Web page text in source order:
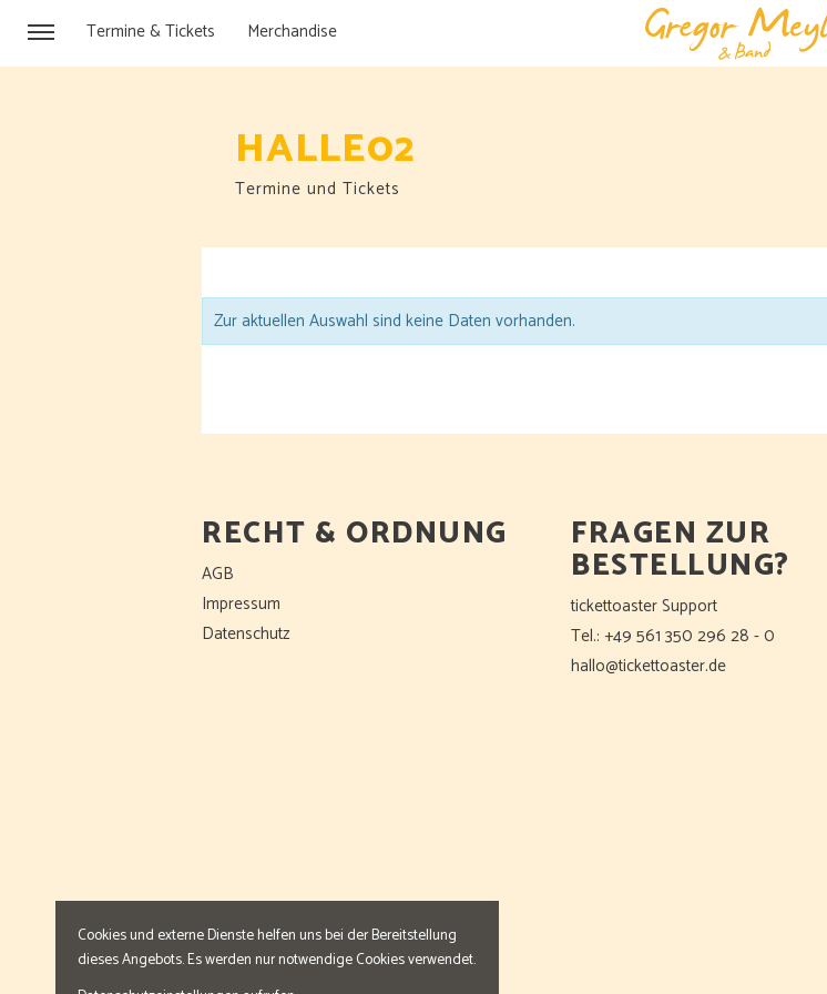
Termine & Tickets Merchandise
HALLE02
Termine und Tickets
Zur aktuellen Auswahl sind keine Daten vorhanden.
RECHT & ORDNUNG
AGB
Impressum
Datenschutz
FRAGEN ZUR
BESTELLUNG?
tickettoaster Support
Tel.: +49 561 350 296 28 - 0
hallo@tickettoaster.de
Cookies und externe Dienste helfen uns bei der Bereitstellung
dieses Angebots. Es werden nur notwendige Cookies verwendet.